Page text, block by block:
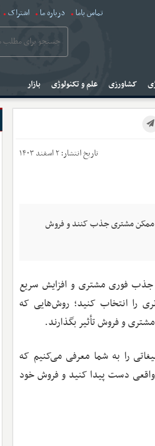
تماس باما درباره ما اشتراک
کشاورزی علم و تکنولوژی بازار
تاریخ انتشار:۲ اسفند ۱۴۰۳
ممکن مشتری جذب کنند و فروش
فوری مشتری و افزایش سریع
را انتخاب کنید؛ روش‌هایی که
و فروش تأثیر بگذارند.
را به شما معرفی می‌کنیم که
واقعی دست پیدا کنید و فروش خود